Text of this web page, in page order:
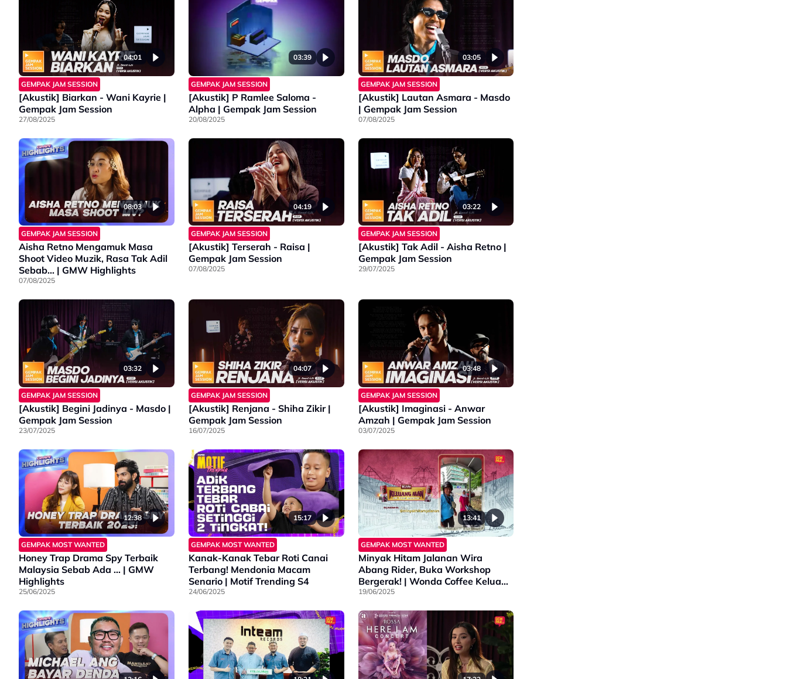
04:01
GEMPAK JAM SESSION
[Akustik] Biarkan - Wani Kayrie |
Gempak Jam Session
27/08/2025
03:39
GEMPAK JAM SESSION
[Akustik] P Ramlee Saloma -
Alpha | Gempak Jam Session
20/08/2025
03:05
GEMPAK JAM SESSION
[Akustik] Lautan Asmara - Masdo
| Gempak Jam Session
07/08/2025
08:03
GEMPAK JAM SESSION
Aisha Retno Mengamuk Masa
Shoot Video Muzik, Rasa Tak Adil
Sebab... | GMW Highlights
07/08/2025
04:19
GEMPAK JAM SESSION
[Akustik] Terserah - Raisa |
Gempak Jam Session
07/08/2025
03:22
GEMPAK JAM SESSION
[Akustik] Tak Adil - Aisha Retno |
Gempak Jam Session
29/07/2025
03:32
GEMPAK JAM SESSION
[Akustik] Begini Jadinya - Masdo |
Gempak Jam Session
23/07/2025
04:07
GEMPAK JAM SESSION
[Akustik] Renjana - Shiha Zikir |
Gempak Jam Session
16/07/2025
03:48
GEMPAK JAM SESSION
[Akustik] Imaginasi - Anwar
Amzah | Gempak Jam Session
03/07/2025
12:38
GEMPAK MOST WANTED
Honey Trap Drama Spy Terbaik
Malaysia Sebab Ada … | GMW
Highlights
25/06/2025
15:17
GEMPAK MOST WANTED
Kanak-Kanak Tebar Roti Canai
Terbang! Mendonia Macam
Senario | Motif Trending S4
24/06/2025
13:41
GEMPAK MOST WANTED
Minyak Hitam Jalanan Wira
Abang Rider, Buka Workshop
Bergerak! | Wonda Coffee Keluang
Man of The Month
19/06/2025